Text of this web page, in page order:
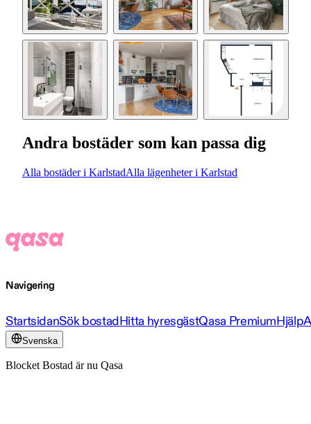
Andra bostäder som kan passa dig
Alla bostäder i KarlstadAlla lägenheter i Karlstad
Navigering
StartsidanSök bostadHitta hyresgästQasa PremiumHjälp
Svenska
Blocket Bostad är nu Qasa